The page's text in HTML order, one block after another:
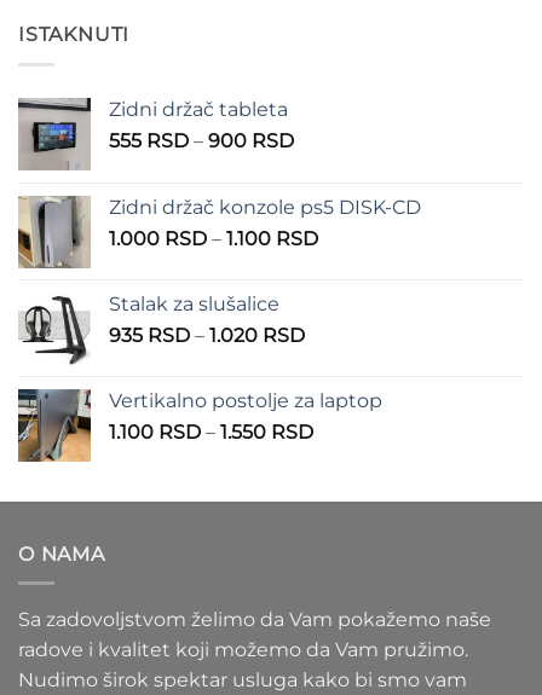
ISTAKNUTI
Zidni držač tableta
555 RSD – 900 RSDRaspon
555 RSD
do
Zidni držač konzole ps5 DISK-CD
1.000 RSD – 1.100 RSDRaspon
Stalak za slušalice
935 RSD – 1.020 RSDRaspon
935 RSD
do
Vertikalno postolje za laptop
1.100 RSD – 1.550 RSDRaspon
1.100 RSD
O NAMA
Sa zadovoljstvom želimo da Vam pokažemo naše
radove i kvalitet koji možemo da Vam pružimo.
Nudimo širok spektar usluga kako bi smo vam